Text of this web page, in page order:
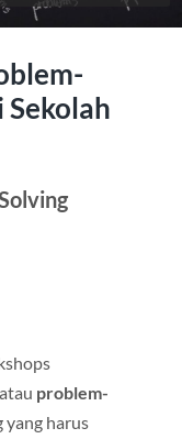
problem-
harus